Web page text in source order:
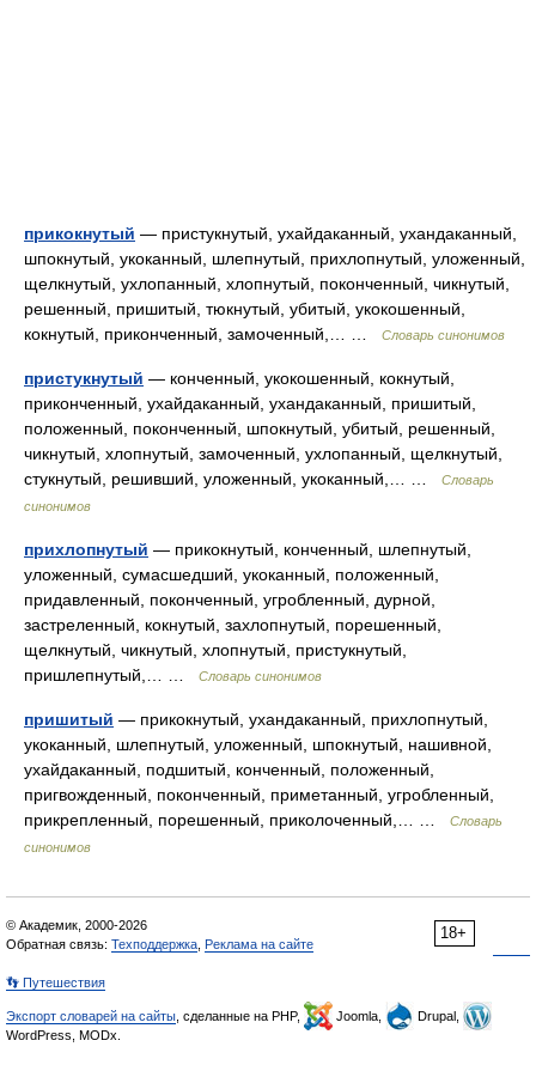
прикокнутый — пристукнутый, ухайдаканный, ухандаканный,
шпокнутый, укоканный, шлепнутый, прихлопнутый, уложенный,
щелкнутый, ухлопанный, хлопнутый, поконченный, чикнутый,
решенный, пришитый, тюкнутый, убитый, укокошенный,
кокнутый, приконченный, замоченный,… …
Словарь синонимов
пристукнутый — конченный, укокошенный, кокнутый,
приконченный, ухайдаканный, ухандаканный, пришитый,
положенный, поконченный, шпокнутый, убитый, решенный,
чикнутый, хлопнутый, замоченный, ухлопанный, щелкнутый,
стукнутый, решивший, уложенный, укоканный,… …
Словарь
синонимов
прихлопнутый — прикокнутый, конченный, шлепнутый,
уложенный, сумасшедший, укоканный, положенный,
придавленный, поконченный, угробленный, дурной,
застреленный, кокнутый, захлопнутый, порешенный,
щелкнутый, чикнутый, хлопнутый, пристукнутый,
пришлепнутый,… …
Словарь синонимов
пришитый — прикокнутый, ухандаканный, прихлопнутый,
укоканный, шлепнутый, уложенный, шпокнутый, нашивной,
ухайдаканный, подшитый, конченный, положенный,
пригвожденный, поконченный, приметанный, угробленный,
прикрепленный, порешенный, приколоченный,… …
Словарь
синонимов
18+
© Академик, 2000-2026
Обратная связь: Техподдержка Реклама на сайте
👣 Путешествия
Экспорт словарей на сайты , сделанные на PHP, Joomla,
Drupal,
WordPress, MODx.